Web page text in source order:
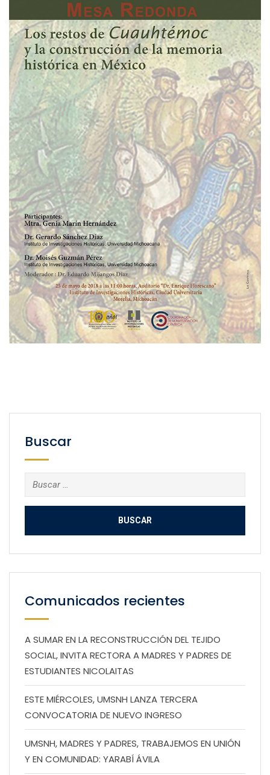
Buscar
Buscar:
Comunicados recientes
A SUMAR EN LA RECONSTRUCCIÓN DEL TEJIDO
SOCIAL, INVITA RECTORA A MADRES Y PADRES DE
ESTUDIANTES NICOLAITAS
ESTE MIÉRCOLES, UMSNH LANZA TERCERA
CONVOCATORIA DE NUEVO INGRESO
UMSNH, MADRES Y PADRES, TRABAJEMOS EN UNIÓN
Y EN COMUNIDAD: YARABÍ ÁVILA